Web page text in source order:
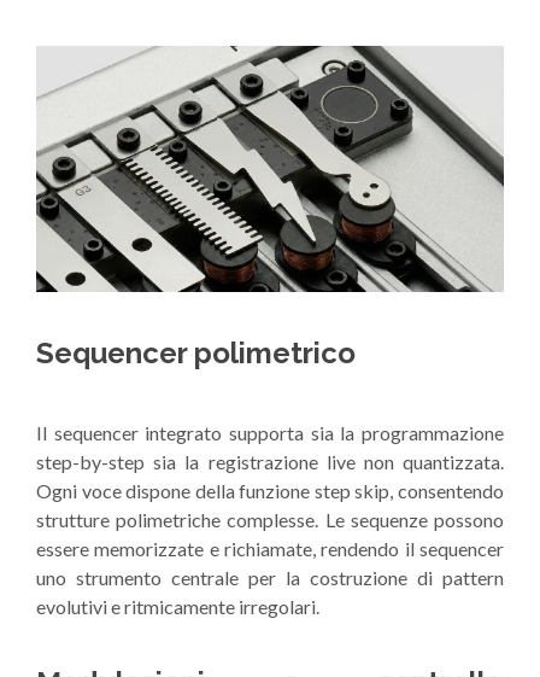
Sequencer polimetrico
Il sequencer integrato supporta sia la programmazione
step-by-step sia la registrazione live non quantizzata.
Ogni voce dispone della funzione step skip, consentendo
strutture polimetriche complesse. Le sequenze possono
essere memorizzate e richiamate, rendendo il sequencer
uno strumento centrale per la costruzione di pattern
evolutivi e ritmicamente irregolari.